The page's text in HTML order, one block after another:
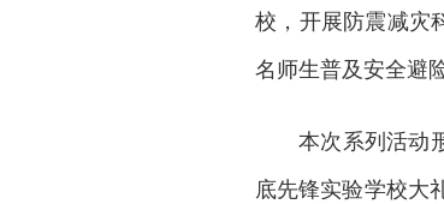
校，开展防震减灾
名师生普及安全避
本次系列活动
底先锋实验学校大